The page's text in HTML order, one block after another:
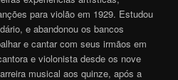
para violão em 1929. Estudou
e abandonou os bancos
e cantar com seus irmãos em
e violonista desde os nove
musical aos quinze, após a